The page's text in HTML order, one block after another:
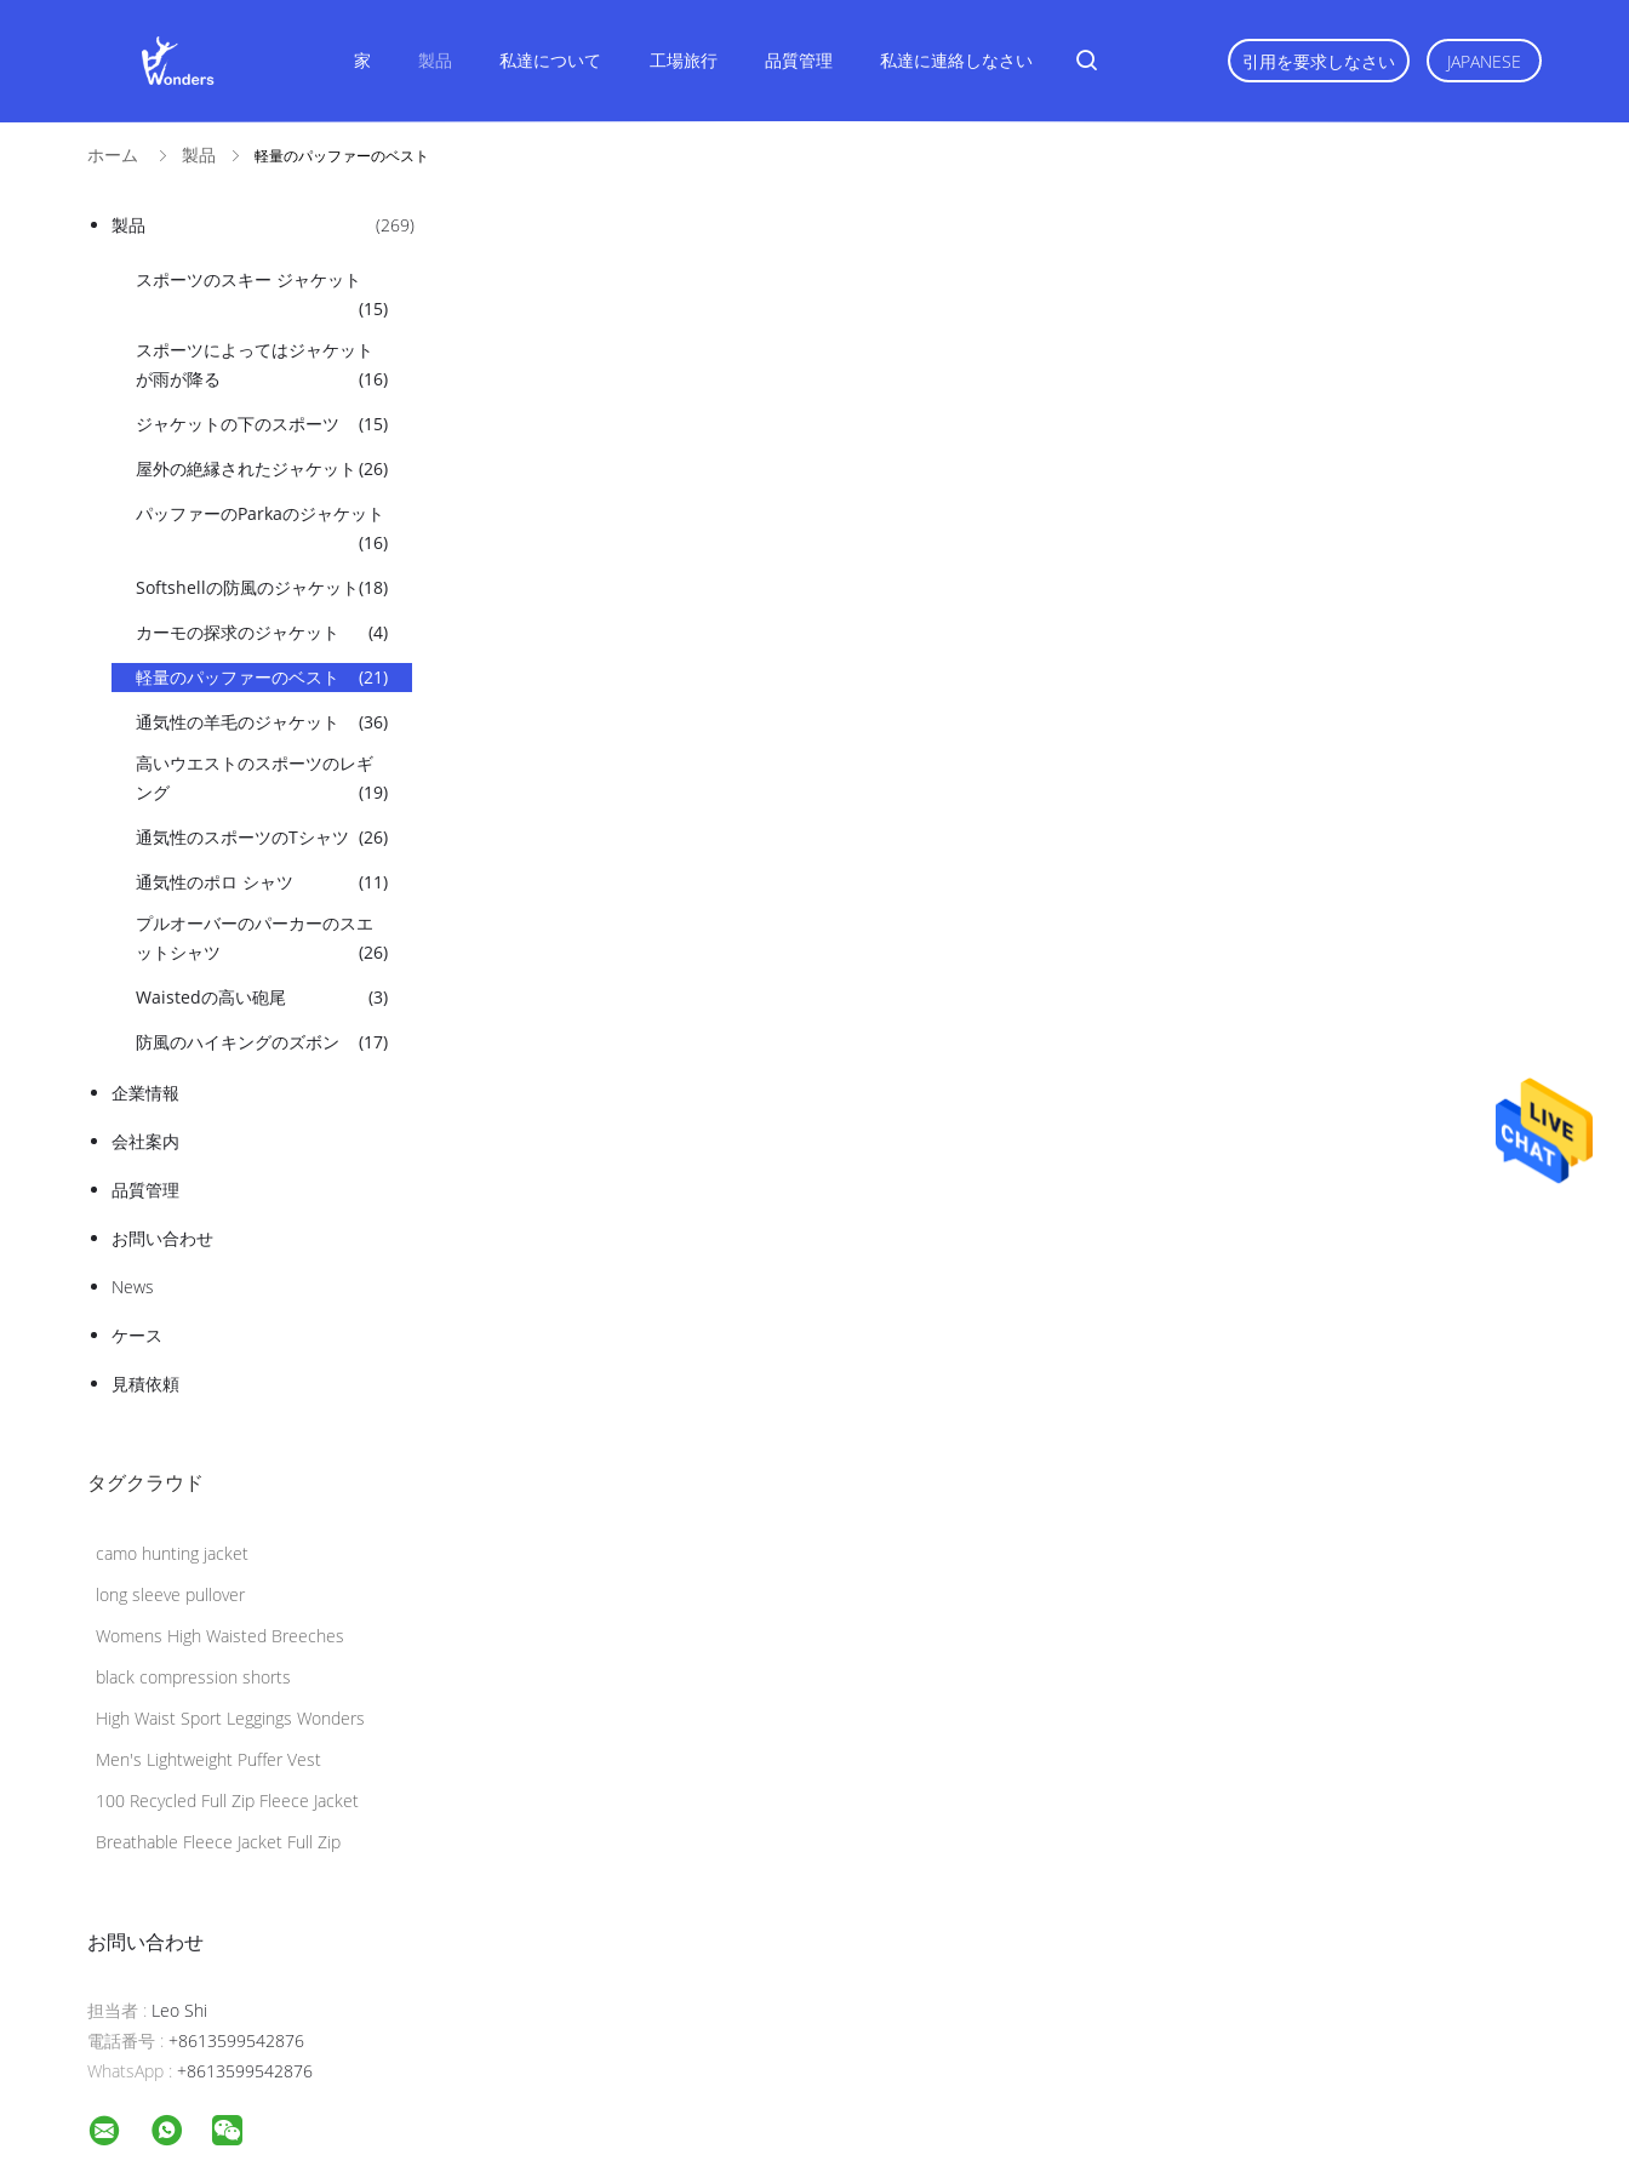
家 製品 私達について 工場旅行 品質管理 私達に連絡しなさい 引用を要求しなさい JAPANESE
ホーム 製品 軽量のパッファーのベスト
製品 (269)
スポーツのスキー ジャケット
(15)
スポーツによってはジャケット
が雨が降る
(16)
ジャケットの下のスポーツ
(15)
屋外の絶縁されたジャケット (26)
パッファーのParkaのジャケット
(16)
Softshellの防風のジャケット(18)
カーモの探求のジャケット
(4)
軽量のパッファーのベスト
(21)
通気性の羊毛のジャケット
(36)
高いウエストのスポーツのレギ
ング
(19)
通気性のスポーツのTシャツ (26)
通気性のポロ シャツ
(11)
プルオーバーのパーカーのスエ
ットシャツ
(26)
Waistedの高い砲尾
(3)
防風のハイキングのズボン
(17)
企業情報
会社案内
品質管理
お問い合わせ
News
ケース
見積依頼
タグクラウド
camo hunting jacket
long sleeve pullover
Womens High Waisted Breeches
black compression shorts
High Waist Sport Leggings Wonders
Men's Lightweight Puffer Vest
100 Recycled Full Zip Fleece Jacket
Breathable Fleece Jacket Full Zip
お問い合わせ
担当者 : Leo Shi
電話番号 : +8613599542876
WhatsApp : +8613599542876